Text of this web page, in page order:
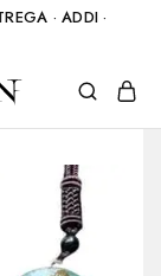
· ADDI ·